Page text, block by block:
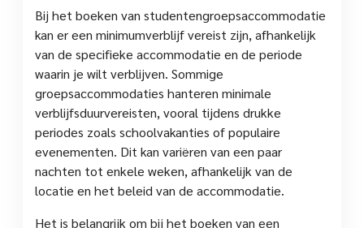
Bij het boeken van studentengroepsaccommodatie
kan er een minimumverblijf vereist zijn, afhankelijk
van de specifieke accommodatie en de periode
waarin je wilt verblijven. Sommige
groepsaccommodaties hanteren minimale
verblijfsduurvereisten, vooral tijdens drukke
periodes zoals schoolvakanties of populaire
evenementen. Dit kan variëren van een paar
nachten tot enkele weken, afhankelijk van de
locatie en het beleid van de accommodatie.
Het is belangrijk om bij het boeken van een